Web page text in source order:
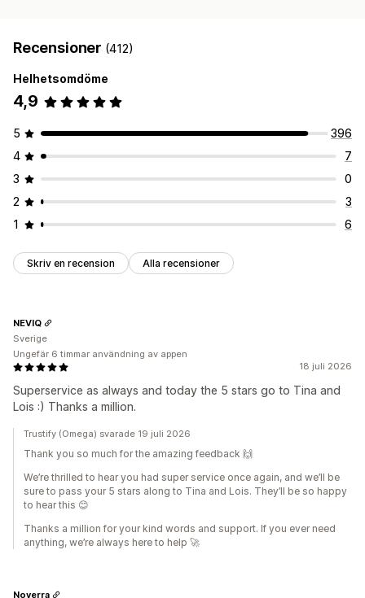
Recensioner (412)
Helhetsomdöme
4,9
5
396
4
7
3
0
2
3
1
6
Skriv en recension Alla recensioner
18 juli 2026
Superservice as always and today the 5 stars go to Tina and
Lois :) Thanks a million.
NEVIQ
Sverige
Ungefär 6 timmar användning av appen
Trustify (Omega) svarade 19 juli 2026
Thank you so much for the amazing feedback 🙌
We’re thrilled to hear you had super service once again, and we’ll be
sure to pass your 5 stars along to Tina and Lois. They’ll be so happy
to hear this 😊
Thanks a million for your kind words and support. If you ever need
anything, we’re always here to help 🚀
Noverra